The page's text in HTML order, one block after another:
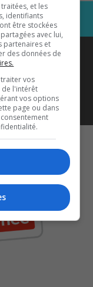
diffusé
HD2
sur…
et les
identifiants
être stockées
avec lui,
partenaires et
des données de
vos
de l'intérêt
vos options
page ou dans